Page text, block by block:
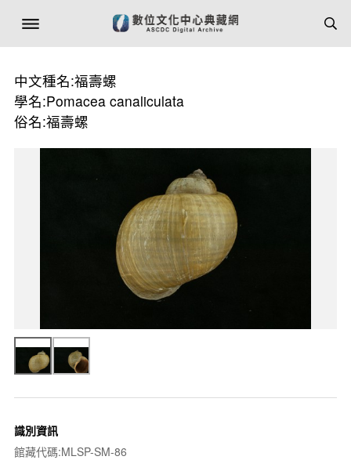
中文種名:福壽螺
學名:Pomacea canaliculata
俗名:福壽螺
識別資訊
館藏代碼:MLSP-SM-86